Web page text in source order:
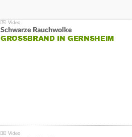
Schwarze Rauchwolke
GROSSBRAND IN GERNSHEIM